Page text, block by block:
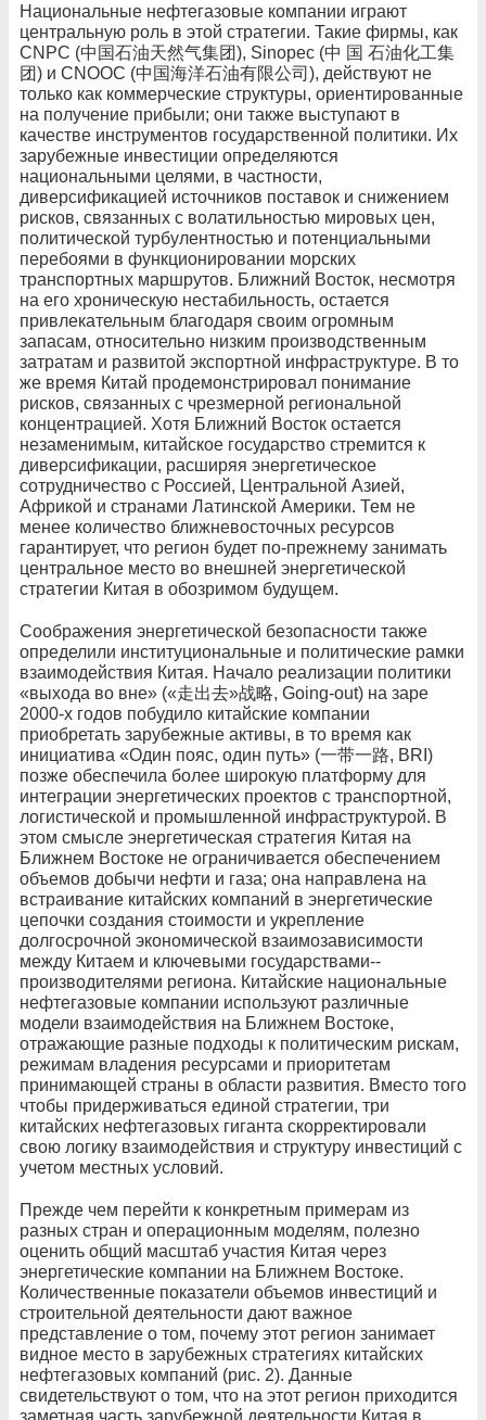
Национальные нефтегазовые компании играют
центральную роль в этой стратегии. Такие фирмы, как
CNPC (中国石油天然气集团), Sinopec (中 国 石油化工集
团) и CNOOC (中国海洋石油有限公司), действуют не
только как коммерческие структуры, ориентированные
на получение прибыли; они также выступают в
качестве инструментов государственной политики. Их
зарубежные инвестиции определяются
национальными целями, в частности,
диверсификацией источников поставок и снижением
рисков, связанных с волатильностью мировых цен,
политической турбулентностью и потенциальными
перебоями в функционировании морских
транспортных маршрутов. Ближний Восток, несмотря
на его хроническую нестабильность, остается
привлекательным благодаря своим огромным
запасам, относительно низким производственным
затратам и развитой экспортной инфраструктуре. В то
же время Китай продемонстрировал понимание
рисков, связанных с чрезмерной региональной
концентрацией. Хотя Ближний Восток остается
незаменимым, китайское государство стремится к
диверсификации, расширяя энергетическое
сотрудничество с Россией, Центральной Азией,
Африкой и странами Латинской Америки. Тем не
менее количество ближневосточных ресурсов
гарантирует, что регион будет по-прежнему занимать
центральное место во внешней энергетической
стратегии Китая в обозримом будущем.
Соображения энергетической безопасности также
определили институциональные и политические рамки
взаимодействия Китая. Начало реализации политики
«выхода во вне» («走出去»战略, Going-out) на заре
2000‑х годов побудило китайские компании
приобретать зарубежные активы, в то время как
инициатива «Один пояс, один путь» (一带一路, BRI)
позже обеспечила более широкую платформу для
интеграции энергетических проектов с транспортной,
логистической и промышленной инфраструктурой. В
этом смысле энергетическая стратегия Китая на
Ближнем Востоке не ограничивается обеспечением
объемов добычи нефти и газа; она направлена на
встраивание китайских компаний в энергетические
цепочки создания стоимости и укрепление
долгосрочной экономической взаимозависимости
между Китаем и ключевыми государствами-­
производителями региона. Китайские национальные
нефтегазовые компании используют различные
модели взаимодействия на Ближнем Востоке,
отражающие разные подходы к политическим рискам,
режимам владения ресурсами и приоритетам
принимающей страны в области развития. Вместо того
чтобы придерживаться единой стратегии, три
китайских нефтегазовых гиганта скорректировали
свою логику взаимодействия и структуру инвестиций с
учетом местных условий.
Прежде чем перейти к конкретным примерам из
разных стран и операционным моделям, полезно
оценить общий масштаб участия Китая через
энергетические компании на Ближнем Востоке.
Количественные показатели объемов инвестиций и
строительной деятельности дают важное
представление о том, почему этот регион занимает
видное место в зарубежных стратегиях китайских
нефтегазовых компаний (рис. 2). Данные
свидетельствуют о том, что на этот регион приходится
заметная часть зарубежной деятельности Китая в